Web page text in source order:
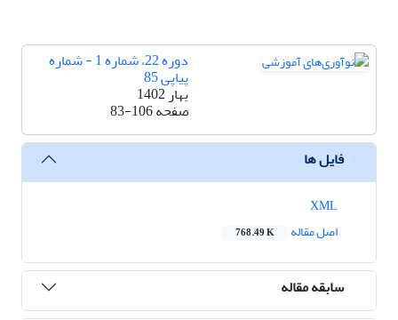
دوره 22، شماره 1 - شماره
پیاپی 85
بهار 1402
صفحه83-106
فایل ها
اصل مقاله
768.49 K
سابقه مقاله